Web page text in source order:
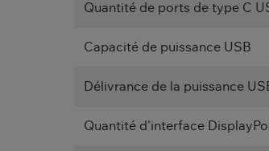
Quantité de ports de type C
Capacité de puissance USB
Délivrance de la puissance
Quantité d'interface